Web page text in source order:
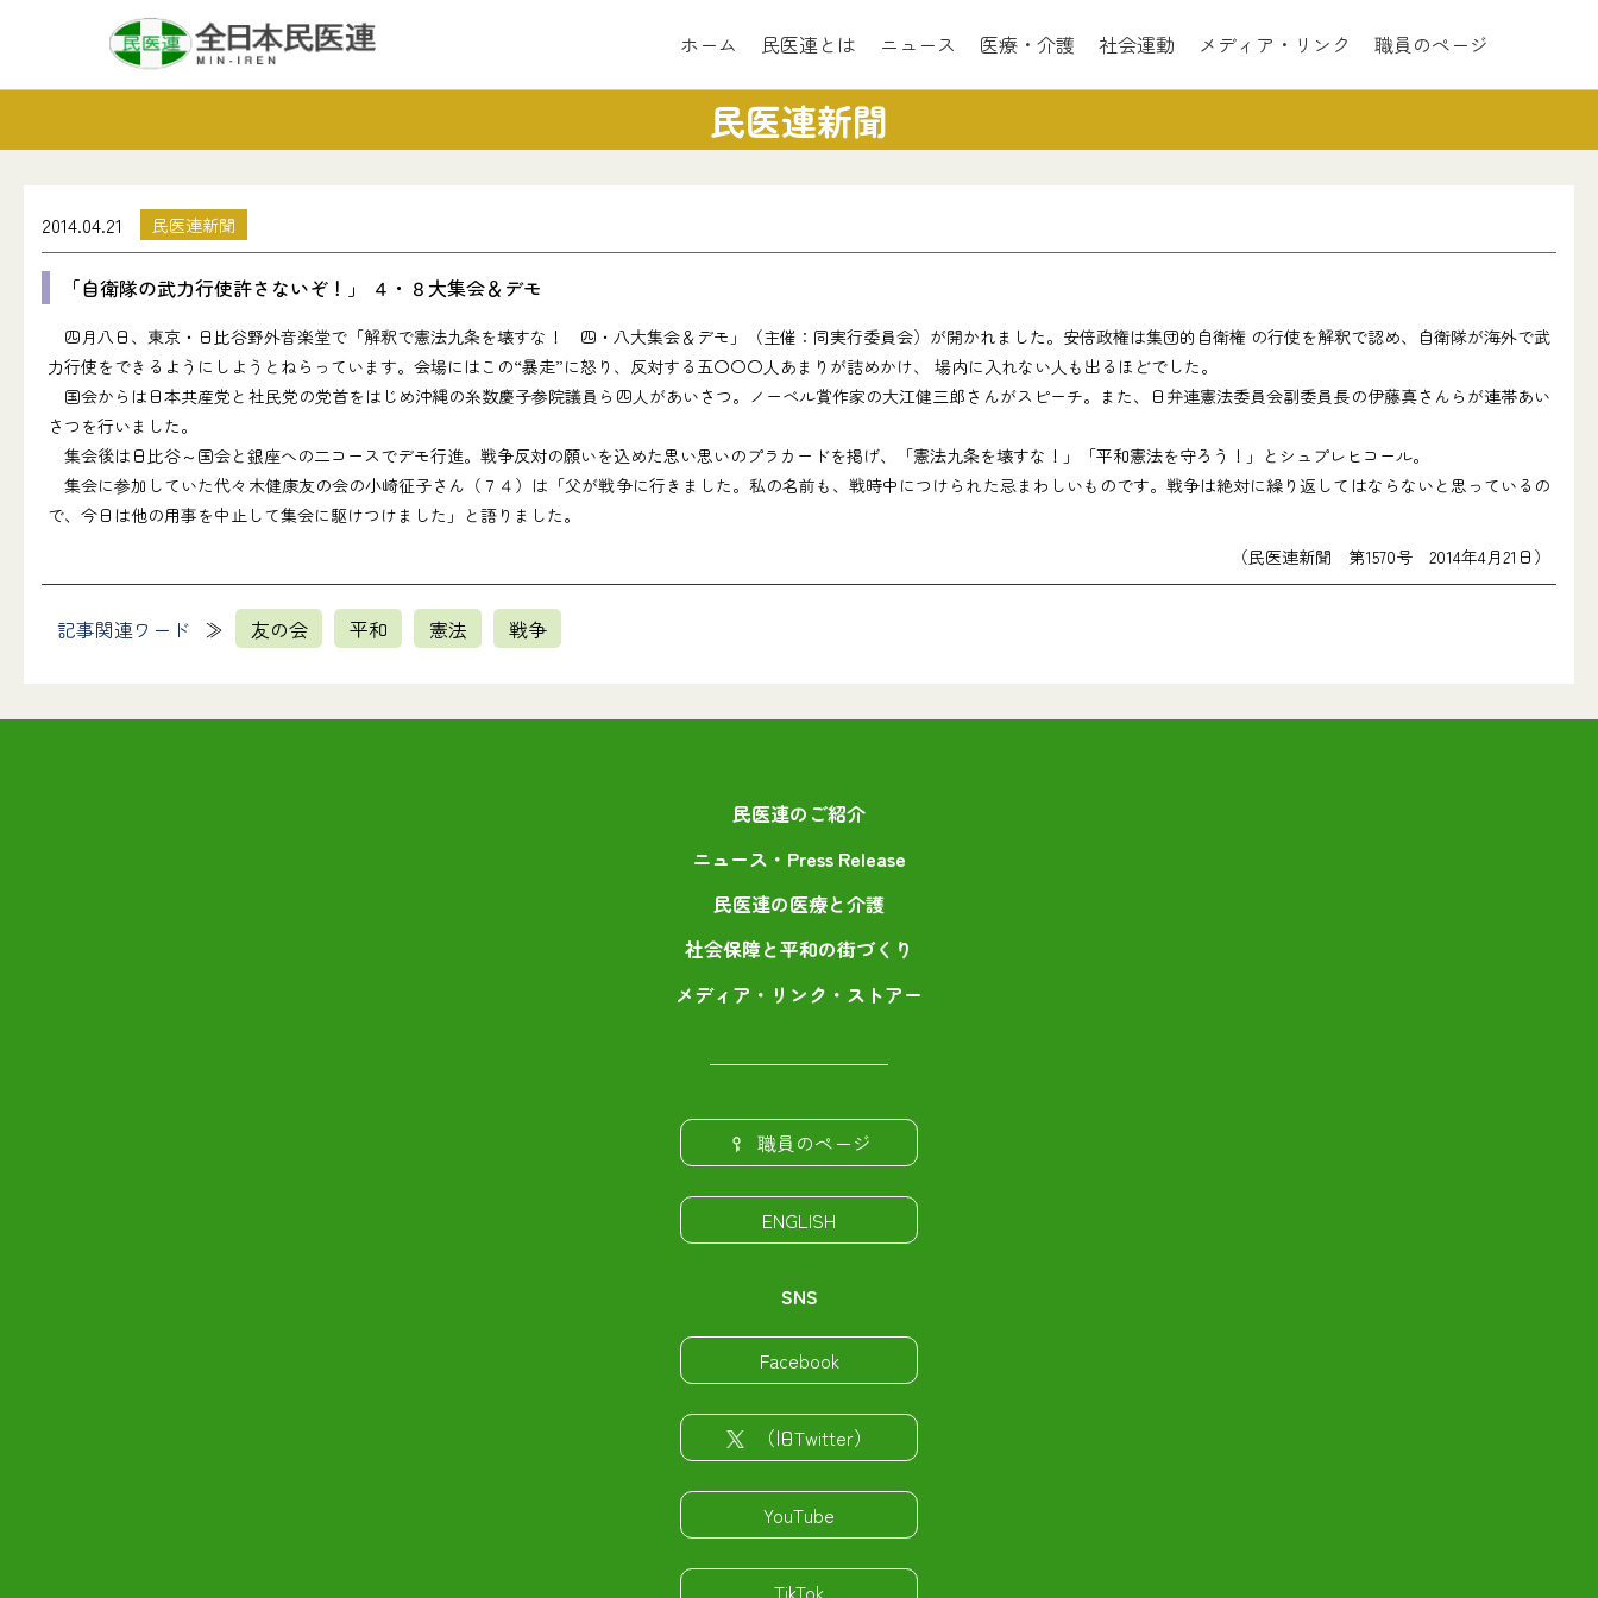
ホーム 民医連とは ニュース 医療・介護 社会運動 メディア・リンク 職員のページ
民医連新聞
2014.04.21 民医連新聞
「自衛隊の武力行使許さないぞ！」 ４・８大集会＆デモ
四月八日、東京・日比谷野外音楽堂で「解釈で憲法九条を壊すな！ 四・八大集会＆デモ」（主催：同実行委員会）が開かれました。安倍政権は集団的自衛権 の行使を解釈で認め、自衛隊が海外で武
力行使をできるようにしようとねらっています。会場にはこの“暴走”に怒り、反対する五〇〇〇人あまりが詰めかけ、 場内に入れない人も出るほどでした。
国会からは日本共産党と社民党の党首をはじめ沖縄の糸数慶子参院議員ら四人があいさつ。ノーベル賞作家の大江健三郎さんがスピーチ。また、日弁連憲法委員会副委員長の伊藤真さんらが連帯あい
さつを行いました。
集会後は日比谷～国会と銀座への二コースでデモ行進。戦争反対の願いを込めた思い思いのプラカードを掲げ、「憲法九条を壊すな！」「平和憲法を守ろう！」とシュプレヒコール。
集会に参加していた代々木健康友の会の小崎征子さん（７４）は「父が戦争に行きました。私の名前も、戦時中につけられた忌まわしいものです。戦争は絶対に繰り返してはならないと思っているの
で、今日は他の用事を中止して集会に駆けつけました」と語りました。
（民医連新聞 第1570号 2014年4月21日）
記事関連ワード 友の会 平和 憲法 戦争
民医連のご紹介
ニュース・Press Release
民医連の医療と介護
社会保障と平和の街づくり
メディア・リンク・ストアー
職員のページ
ENGLISH
SNS
Facebook
（旧Twitter）
YouTube
TikTok